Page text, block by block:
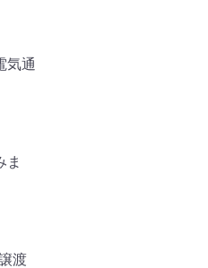
気通
ま
渡